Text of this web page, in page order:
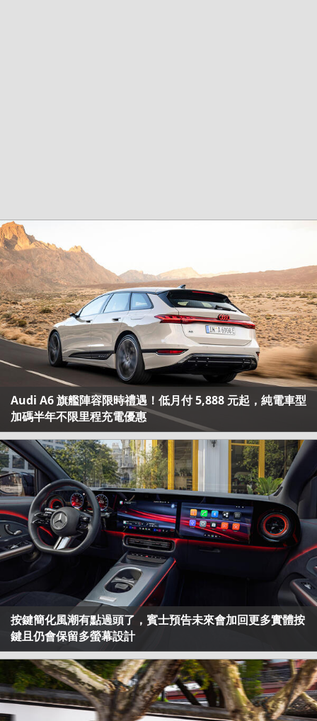
Audi A6 旗艦陣容限時禮遇！低月付 5,888 元起，純電車型
加碼半年不限里程充電優惠
按鍵簡化風潮有點過頭了，賓士預告未來會加回更多實體按
鍵且仍會保留多螢幕設計